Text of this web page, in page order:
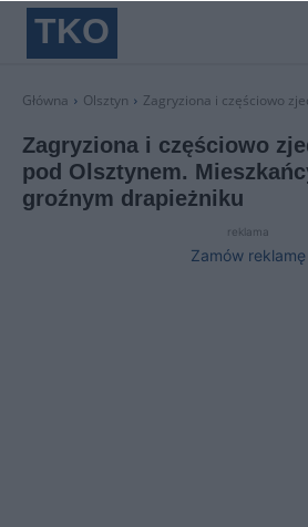
TKO
Główna Olsztyn Zagryziona i częściowo
Zagryziona i częściowo
pod Olsztynem.
groźnym drapieżniku
reklama
Zamów reklamę